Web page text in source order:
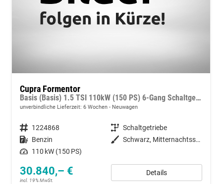
Cupra Formentor
Basis (Basis) 1.5 TSI 110kW (150 PS) 6-Gang Schaltgetriebe
unverbindliche Lieferzeit: 6 Wochen Neuwagen
Fahrzeugnummer 1224868 Getriebe Schaltgetriebe
Kraftstoff Benzin Außenfarbe
Schwarz, Mitternachtsschwarz (0E)
Leistung 110 kW (150 PS)
30.840,– €
incl. 19% MwSt.
Details